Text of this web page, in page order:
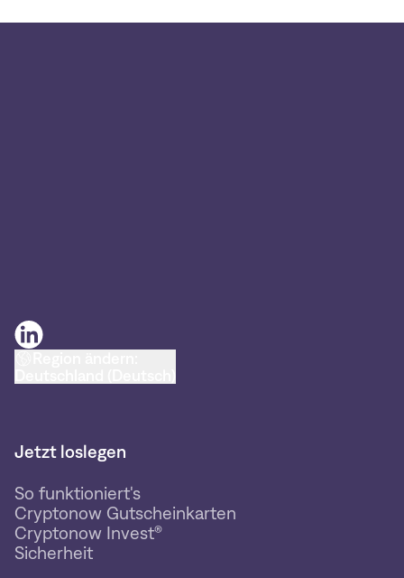
Jetzt loslegen
So funktioniert's
Cryptonow Gutscheinkarten
Cryptonow Invest®
Sicherheit